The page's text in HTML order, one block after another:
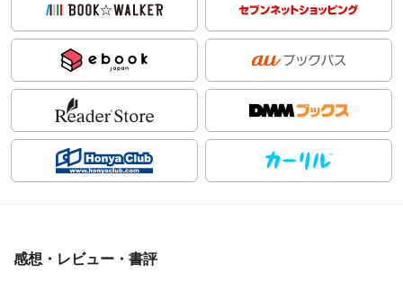
感想・レビュー・書評